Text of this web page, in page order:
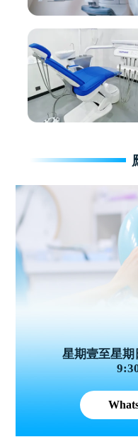
星期壹至星